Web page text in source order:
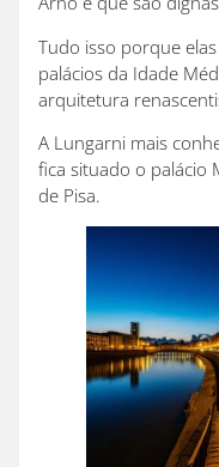
Tudo isso porque
palácios da Idade
arquitetura
A Lungarni mais
fica situado o palácio
de Pisa.